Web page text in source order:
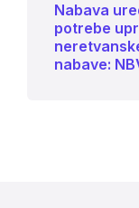
Nabava
potrebe
nabave: